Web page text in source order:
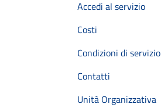
Accedi al servizio
Costi
Condizioni di servizio
Contatti
Unità Organizzativa